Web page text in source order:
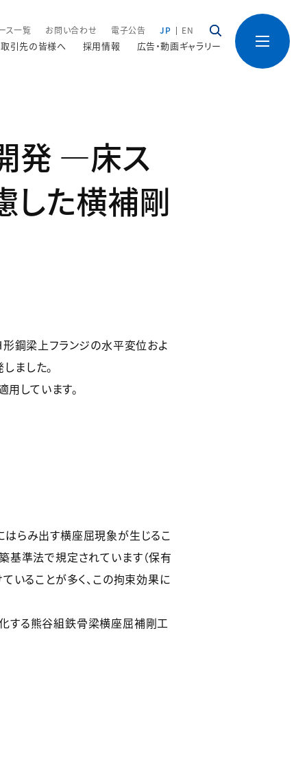
ス一覧 お問い合わせ 電子公告 JP EN
取引先の皆様へ 採用情報 広告・動画ギャラリー
発 ―床ス
した横補剛
形鋼梁上フランジの水平変位およ
ました。
しています。
らみ出す横座屈現象が生じるこ
基準法で規定されています（保有
いることが多く、この拘束効果に
する熊谷組鉄骨梁横座屈補剛工